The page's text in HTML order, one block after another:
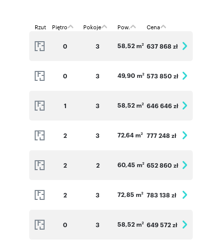
Rzut Piętro Pokoje Pow. Cena
0 3 58,52 m2 637 868 zł
0 3 49,90 m2 573 850 zł
1 3 58,52 m2 646 646 zł
2 3 72,64 m2 777 248 zł
2 2 60,45 m2 652 860 zł
2 3 72,85 m2 783 138 zł
0 3 58,52 m2 649 572 zł